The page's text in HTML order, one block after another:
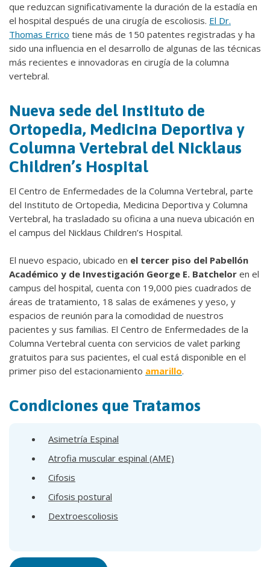
que reduzcan significativamente la duración de la estadía en
el hospital después de una cirugía de escoliosis. El Dr.
Thomas Errico tiene más de 150 patentes registradas y ha
sido una influencia en el desarrollo de algunas de las técnicas
más recientes e innovadoras en cirugía de la columna
vertebral.
Nueva sede del Instituto de
Ortopedia, Medicina Deportiva y
Columna Vertebral del Nicklaus
Children’s Hospital
El Centro de Enfermedades de la Columna Vertebral, parte
del Instituto de Ortopedia, Medicina Deportiva y Columna
Vertebral, ha trasladado su oficina a una nueva ubicación en
el campus del Nicklaus Children’s Hospital.
El nuevo espacio, ubicado en el tercer piso del Pabellón
Académico y de Investigación George E. Batchelor en el
campus del hospital, cuenta con 19,000 pies cuadrados de
áreas de tratamiento, 18 salas de exámenes y yeso, y
espacios de reunión para la comodidad de nuestros
pacientes y sus familias. El Centro de Enfermedades de la
Columna Vertebral cuenta con servicios de valet parking
gratuitos para sus pacientes, el cual está disponible en el
primer piso del estacionamiento amarillo.
Condiciones que Tratamos
Asimetría Espinal
Atrofia muscular espinal (AME)
Cifosis
Cifosis postural
Dextroescoliosis